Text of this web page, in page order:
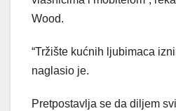
Wood.
“Tržište kućnih ljubimaca
naglasio je.
Pretpostavlja se da diljem